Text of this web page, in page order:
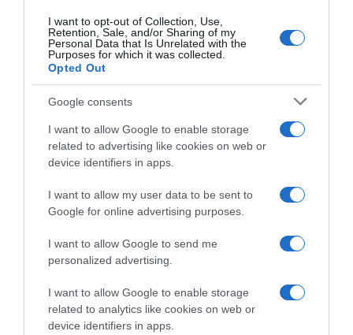
I want to opt-out of Collection, Use,
Retention, Sale, and/or Sharing of my
Personal Data that Is Unrelated with the
Purposes for which it was collected.
Opted Out
Google consents
I want to allow Google to enable storage
related to advertising like cookies on web or
device identifiers in apps.
I want to allow my user data to be sent to
Google for online advertising purposes.
I want to allow Google to send me
personalized advertising.
I want to allow Google to enable storage
related to analytics like cookies on web or
device identifiers in apps.
Se connecter
Vous n'avez pas de compte ?